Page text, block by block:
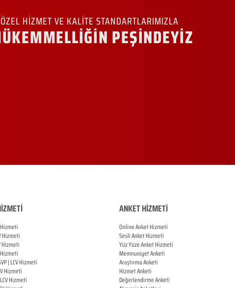
ÖZEL HİZMET VE KALİTE STANDARTLARIMIZLA
PEŞİNDEYİZ
Hizmeti
Hizmeti
Hizmeti
Hizmeti
|LCV Hizmeti
Hizmeti
LCV Hizmeti
ANKET HİZMETİ
Online Anket Hizmeti
Sesli Anket Hizmeti
Yüz Yüze Anket Hizmeti
Memnuniyet Anketi
Araştırma Anketi
Hizmet Anketi
Değerlendirme Anketi